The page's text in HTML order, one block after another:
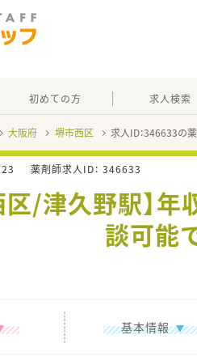
初めての方 求人検索
大阪府 堺市西区 求人ID：346633の
薬剤師求人ID： 346633
区/津久野駅】
談可能
基本情報